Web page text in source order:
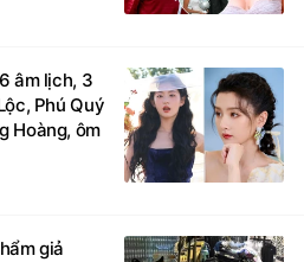
âm lịch, 3
Phú Quý
Hoàng, ôm
giả